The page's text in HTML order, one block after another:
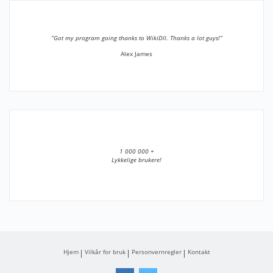
”Got my program going thanks to WikiDll. Thanks a lot guys!”
Alex James
1 000 000 +
Lykkelige brukere!
Hjem Vilkår for bruk Personvernregler Kontakt